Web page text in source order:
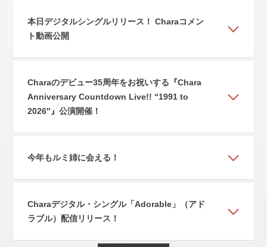
本日デジタルシングルリリース！ Charaコメン
ト動画公開
Charaのデビュー35周年をお祝いする『Chara
Anniversary Countdown Live!! “1991 to
2026″』公演開催！
今年もルミ姉に会える！
Charaデジタル・シングル「Adorable」（アド
ラブル）配信リリース！